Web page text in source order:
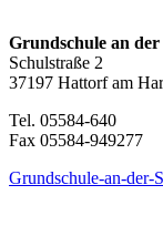
Grundschule an der
Schulstraße 2
37197 Hattorf am
Tel. 05584-640
Fax 05584-949277
Grundschule-an-der-